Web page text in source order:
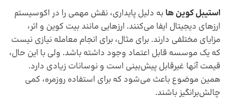
استیبل کوین ها به دلیل پایداری، نقش مهمی را در اکوسیستم
ارزهای دیجیتال ایفا می‌کنند. ارزهایی مانند بیت کوین و اتر،
مزایای مختلفی دارند. برای مثال، برای انجام معامله نیازی نیست
که یک موسسه قابل اعتماد وجود داشته باشد. ولی با این حال،
قیمت آنها غیرقابل پیش‌بینی است و نوسانات زیادی دارد.
همین موضوع باعث می‌شود که برای استفاده روزمره، کمی
چالش‌برانگیز باشند.